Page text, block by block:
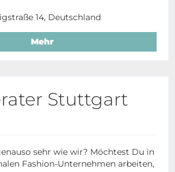
14, Deutschland
Mehr
Stuttgart
sehr wie wir? Möchtest Du in
Fashion-Unternehmen arbeiten,